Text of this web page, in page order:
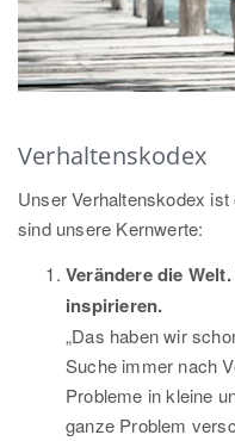
Verhaltenskodex
Unser Verhaltenskodex
sind unsere Kernwerte:
Verändere die
inspirieren.
„Das haben wir
Suche immer nach
Probleme in kleine
ganze Problem